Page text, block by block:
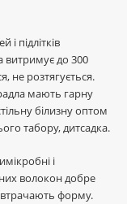
і підлітків
витримує до 300
не розтягується.
мають гарну
білизну оптом
табору, дитсадка.
і
волокон добре
втрачають форму.